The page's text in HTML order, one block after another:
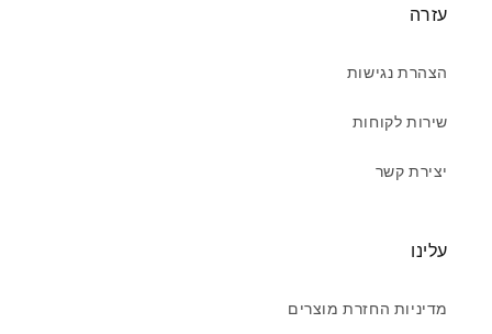
עזרה
הצהרת נגישות
שירות לקוחות
יצירת קשר
עלינו
מדיניות החזרת מוצרים